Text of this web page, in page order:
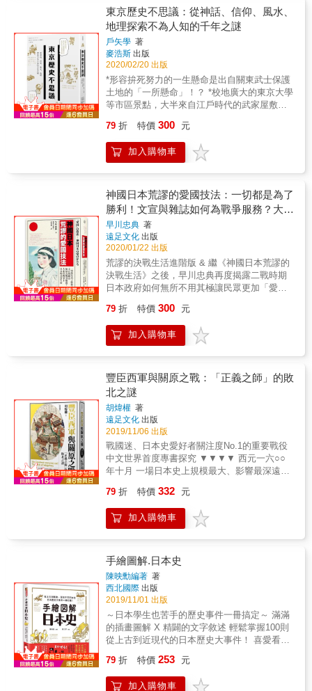
後，部分主張「本土決戰」軍官企圖發動政
變，深夜的宮城內展開了圍繞終戰的最後攻
防。本書特色1. 庶民視角、精準與細膩的分
鏡。漫畫版中，星野之宣著重於回歸到日本民
眾在戰爭中的處境，以庶民視角記錄這即將投
降前夕一般民眾的犠牲，重新繪畫多場重要戰
役，記錄多項較少被提及的戰爭期間的重要事
件。2. 漫畫家的嶄新視角、獨到見解與詮釋，
供的獨特視角，給予讀者嶄新的、與原著不同
的閱讀經驗，完全可以作為一個獨立於原著的
作品來閱讀。3. 重現重要的歷史場景，大量補
充原著所未及展開的細節。漫畫版加入了二戰
「前傳」，整本書的敘述從1853年幕末的「尊
皇攘夷」事件開始，追述軍人政變以至軍權坐
大，影響整個國家的命運，不只開始了軍國主
義的教育方式，國家也開始傾向軍國主義的發
展。這些漫畫家特別加入的日本現代史脈絡，
成為原著的重要補充。
亂，甚至霧裡看花。本書將跳脫國際新聞與社
群媒體上的口水戰與民族主義，改以深入淺出
的敘事筆法，帶領讀者重回當年東京大審那劇
力萬鈞、高潮迭起的歷史現場。我們不只能走
入歷史人物的內心世界，還能藉由作者的跨國
視角綜觀全局，看看是誰在審判誰，如何審
判，為何有罪，同時也理解這段歷史如何至今
仍糾纏著臺灣在內的東亞社會。
定戰後秩序至今的關鍵時刻。本書特色 ◎過去
讀不懂的，如今全明白了：當今亞洲的國際糾
紛，絕大多數都可以追溯到二戰終局時發生的
「東京大審判」這一關鍵性的歷史事件。從臺
籍日本兵、南京大屠殺、慰安婦、釣魚台、日
俄北方四島爭端、原爆受難者、日本修憲、靖
國神社、親日反日、反共記憶及冷戰遺緒等，
族繁不及備載，看得我們是眼花撩亂，甚至霧
裡看花。本書將跳脫國際新聞與社群媒體上的
口水戰與民族主義，改以深入淺出的敘事筆
法，帶領讀者重回當年東京大審那劇力萬鈞、
高潮迭起的歷史現場。我們不只能走入歷史人
物的內心世界，還能藉由作者的跨國視角綜觀
灣在內的東亞社會。
「日本」，並創造了「天皇」稱號以確立內部
的統一權威。《日本史的誕生》從絲路貿易、
中國王朝更迭與朝鮮半島紛爭的大脈絡出發，
重新建構日本國崛起的路徑；不僅深度分析中
日韓史籍中的政治性質，還原其背後的書寫動
機，更擺脫過去封閉的歷史區分，將日本史作
為東亞史與世界史的一部分，追索日本建國的
真實來龍去脈。本書大膽探討── ■「日本」是
國的起點？ ■神武天皇開國真的存在嗎？還是
書紀》的政治目的是什麼？為何它能夠正當化
日本國的統一？ ■「日語」如何催生民族認
同？漢字借用與《萬葉集》如何把多元族群變
成了「日本人」？重要閱讀價值──1. 解構皇室
起源神話，挑戰「萬世一系」的傳統認知。2.
建立東亞整體史觀，不再孤立看待日本，而是
將其放在東亞變局與國際貿易網絡的宏觀位
置。3. 理解國家認同的政治學，深入解釋「國
號」與「君主稱號」如何作為政治工具，在國
際博弈中確立國家主權。4. 破解古史與民族迷
思，要求讀者打破對史書文字的盲信，從敘事
動機與時代背景中找尋歷史真相。在岡田英弘
犀利的筆下，我們得以跳脫狹隘的國族框架，
真正的日本史視野於焉展開，讓我們看見正是
一千三百年前的「外壓」，迫使「日本人」與
「日本國」在東亞變局中誕生。（前版書名：
式進入群雄割據、秩序瓦解的戰國時代。▎地
方勢力與下剋上風潮全書接著描寫各地勢力如
何趁幕府衰弱而崛起。關東有伊勢盛時奪取伊
豆、小田原，開啟後北條氏基業；中國地方有
大內、尼子、毛利等勢力反覆爭霸；畿內則有
細川、三好、畠山與一向宗勢力纏鬥。書中反
覆呈現「下剋上」的時代特徵：家臣取代主
君、旁支挑戰本家、地方國人推翻舊秩序，權
力不再來自血統與名分，軍事、謀略、人心與
財力成為生存關鍵。▎霸主更替與統一進程在
藉軍事改革、政治手腕與對舊勢力的強硬壓
制，逐步打破地方割據局面。信長雖死於本能
寺之變，但其開創的統一路線由豐臣秀吉承
伐等行動完成天下統一，並以太閤檢地、刀狩
等制度鞏固統治。然而豐臣政權建立在個人威
望與諸大名妥協之上，繼承問題與朝鮮出兵又
埋下新一輪動盪。▎從戰亂到德川秩序全書最
後將戰國亂世收束到德川家康的勝出。秀吉死
後，豐臣政權內部失衡，各大名圍繞權力再分
配展開角力，最終在關原之戰中分出勝負。德
川家康建立江戶幕府，使日本從長期分裂回到
將與戰役，而是展示日本中世末期從幕府權威
程；其主線即是「分裂造成戰國，統一終結戰
國」。【本書特色】：本書以通俗敘事方式梳
理日本戰國時代，從室町幕府衰敗、應仁之
亂，到織田信長、豐臣秀吉、德川家康相繼推
動統一，呈現日本由分裂走向秩序重建的歷
程。不只聚焦名將與大戰，也詳述大名家族內
鬥、守護代崛起、寺社勢力、下剋上風潮與地
方割據，人物關係鋪陳細密，兼具故事性與歷
史脈絡，能幫助讀者快速掌握日本戰國史發
展。
東京歷史不思議：從神話、信仰、風水、
地理探索不為人知的千年之謎
戶矢學 著
麥浩斯 出版
2020/02/20 出版
*形容拚死努力的一生懸命是出自關東武士保護
土地的「一所懸命」！？ *校地廣大的東京大學
等市區景點，大半來自江戶時代的武家屋敷！ *
水的福？ 第一本由神道專家的角度介紹的東京
歷史 從繩文到現代，連日本人都嘖嘖稱奇的東
京各時代風貌與謎團 ★日本亞馬遜讀者五顆星
沒在海洋之中，到19世紀末美國訪日學者挖掘
出大森貝塚，為日本的考古學奠定基礎後，對
於繩文時代就居住在此的居民生活樣貌才有更
進一步的了解，而在繩文這樣古老的時代，日
本民族就已經會尋找不會受到天地異變影響的
聖地，在此設置信仰設施膜拜岩石、樹木等自
然神明，成為神社的濫觴。 以現今琦玉市的大
宮為根據地的武藏國內有關東最古老、規模最
大的冰川神社，祭祀主神為關東最初的王，也
是《古事記》中的神明須佐之男命，古代的大
皇也將此處定為武藏國總鎮守的「敕祭社」並
曾前往舉行御親祭。可知在江戶城建設之前，
關東王國也曾繁盛一時，此處也有許多與討伐
東快速發展的時代，還是德川幕府打造江戶城
的時期，相傳江戶是一塊受到富士山能量環
抱，得天獨厚的風水寶地，德川幕府更進一步
強化風水的設計──將江戶城護城河的構造建為
螺旋形狀，讓都市所需的水道、下水道與居
民、物資的流通全由上述的螺旋水路解決，更
寄望透過螺旋狀水道匯聚富士山的「氣」，並
設置鎮守鬼門的神社。直到近代水路才逐漸被
然的崇拜、各種民間信仰、時代歷史和人物傳
說的堆疊，都讓東京這個城市的底蘊更為豐
厚，本書除了典故介紹，也搭配許多古地圖或
照片，讓人從不同的角度重新認識東京這個奠
基於歷史且更不斷進化、求新求變的現代都
市。 &
79 折 特價 300 元
加入購物車
神國日本荒謬的愛國技法：一切都是為了
勝利！文宣與雜誌如何為戰爭服務？大東
亞戰爭下日本的真實生活
早川忠典 著
遠足文化 出版
2020/01/22 出版
荒謬的決戰生活進階版 & 繼《神國日本荒謬的
決戰生活》之後，早川忠典再度揭露二戰時期
日本政府如何無所不用其極讓民眾更加「愛
都採用看似呼應國策口號式的標題，並維其一
貫的寫作風格──諷刺、調侃日本帝國「荒謬」
的「愛國」行徑。 在第一章〈高舉日之丸
本人吧！〉，繼續推出「用君之代跳舞」、
「國民合唱大會」、「抄寫勅語」、「遵守交
通道德」、「學會西餐禮儀」等標語，「炸彈
存錢筒」、「奢侈是可恥的」等吝嗇、寒酸的
精神，以及教導小孩「向神明祈禱」、「打著
赤膊上課來鍛鍊身體」等精神主義，並以〈決
戰之歌〉嘶吼「前進吧！一億！！我們是火
球！！衝吧！！」，鼓勵士兵「抱著炸彈衝進
敵陣」。 第三章〈戰鬥到底！〉則以當時這個
經典口號為題，介紹日本社會各個層面的總動
其對學童、學生壓榨式的動員，可謂不遺餘
力，從「沒收幼稚園兒童的零用錢」、「稚兒
隊」到呼籲小學生「搞清楚敵人」、「為產業
「對日本刀抱持憧憬」等，甚至鼓勵女學生從
事軍事訓練、寫慰問信。 從第四章〈雖然搞不
清楚，但還是要有愛國心〉的標題可知，二戰
期間日本當局一連串的愛國宣傳策略，其實是
場無厘頭的鬧劇，譬如帶希特勒青年團爬富士
山，在山頂舉起日之丸與納粹旗等令人無言的
行動和思維。這種「愛國」宣傳也擴及日本的
南神社」、「沒收亞洲朋友的儲蓄」等。 在本
書中，作者「嚴選蒐集」二戰時雜誌、廣告單
所製造的「無聊東西、就算知道也沒用的東
79 折 特價 300 元
加入購物車
豐臣西軍與關原之戰：「正義之師」的敗
北之謎
胡煒權 著
遠足文化 出版
2019/11/06 出版
戰國迷、日本史愛好者關注度No.1的重要戰役
中文世界首度專書探究 ▼▼▼▼ 西元一六○○
年十月 一場日本史上規模最大、影響最深遠的
過數小時，隨即決定勝敗 日本往後四百年的走
向，亦於此刻塵埃落定&hellip;&hellip; 為何參
戰人數刷新過往紀錄的關原之戰 不到半天便宣
不破郡關原（今．岐阜縣不破郡關原町）爆發
了一場日本史上規模最大、影響深遠的會戰
&mdash;&mdash;史稱「關原之戰」。 在這個
面積僅僅二十六平方公里、四方被山谷包圍的
狹小平地裡，交戰雙方經過數小時惡鬥，不僅
在一天之內便決定了勝敗，也決定了日本歷史
往後四百年的走向。 ⊙叱吒風雲十多年的豐臣
政權崩解，新霸主誕生！ 曾經威名赫赫、歷史
性統一日本的豐臣政權，在十五年後灰飛煙
康。家康在戰後兩年便開創了日本史上第四
79 折 特價 332 元
加入購物車
手繪圖解.日本史
陳映勳編著 著
西北國際 出版
2019/11/01 出版
～日本學生也苦手的歷史事件一冊搞定～ 滿滿
的插畫圖解 X 精闢的文字敘述 輕鬆掌握100則
從上古到近現代的日本歷史大事件！ 喜愛看日
想融入劇情而主動搜尋歷史典故，卻發現其背
後的歷史太複雜，越查越頭大？每年都要去日
79 折 特價 253 元
加入購物車